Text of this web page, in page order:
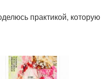
практикой, которую